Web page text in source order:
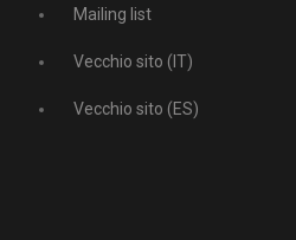
Mailing list
Vecchio sito (IT)
Vecchio sito (ES)